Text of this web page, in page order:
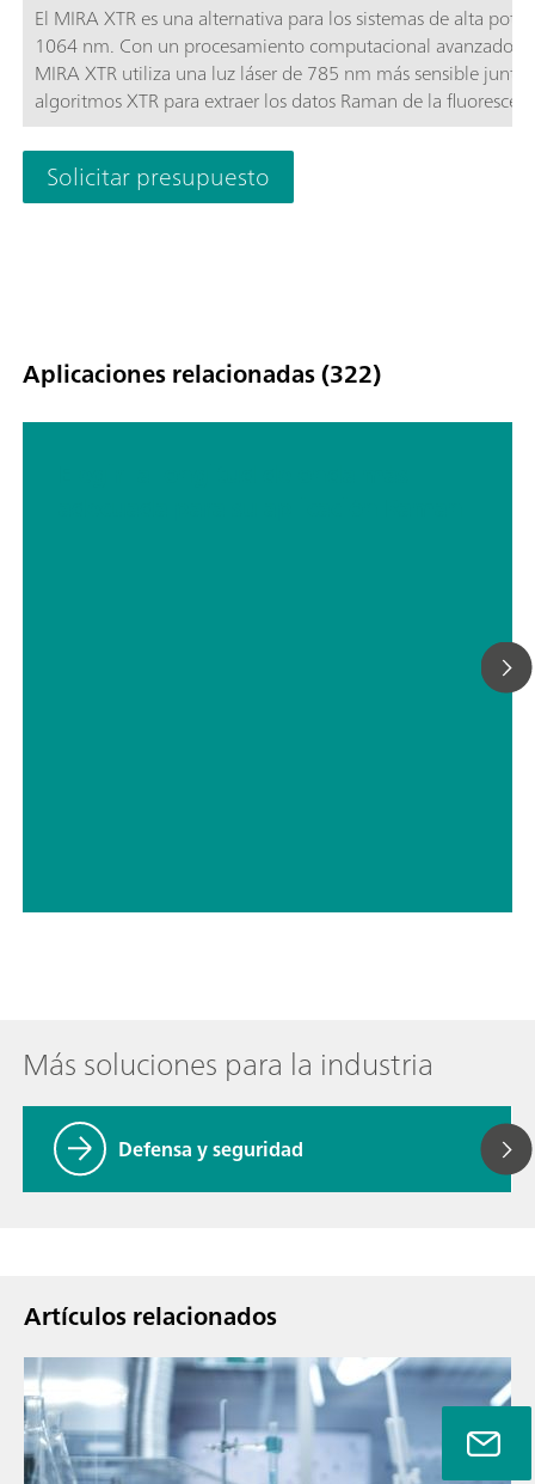
El MIRA XTR es una alternativa para los sistemas de alta
1064 nm. Con un procesamiento computacional avanzado,
MIRA XTR utiliza una luz láser de 785 nm más sensible junto
algoritmos XTR para extraer los datos Raman de la
la muestra. El MIRA XTR también cuenta con el escaneo
Raster Scanning (ORS) para proporcionar una mejor
muestra, aumentando así la exactitud de los resultados.El
Basic es un paquete de elementos básicos que contiene los
Solicitar presupuesto
Aplicaciones relacionadas (322)
Más soluciones para la industria
Defensa y seguridad
Artículos relacionados